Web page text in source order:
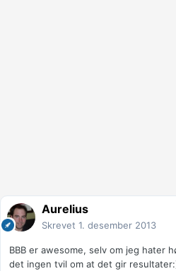
Aurelius
Skrevet 1. desember 2013
BBB er awesome, selv om jeg hater
det ingen tvil om at det gir